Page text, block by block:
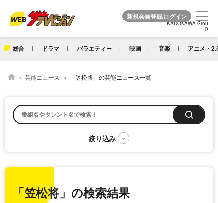
KADOKAWA Grou
p
総合 ドラマ バラエティー 映画 音楽 アニメ・
KADOKAWA Grou
p
芸能ニュース 「笠松将」の芸能ニュース一覧
「笠松将」の検索結果